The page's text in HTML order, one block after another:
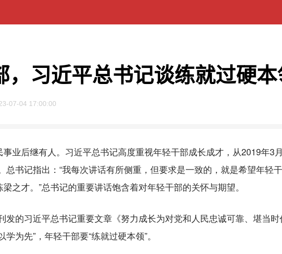
，习近平总书记谈练就过硬本
07-04 17:00:00
后继有人。习近平总书记高度重视年轻干部成长成才，从2019年3
总书记指出：“我每次讲话有所侧重，但要求是一致的，就是希望年轻
之才。”总书记的重要讲话饱含着对年轻干部的关怀与期望。
的习近平总书记重要文章《努力成长为对党和人民忠诚可靠、堪当时
为先”，年轻干部要“练就过硬本领”。